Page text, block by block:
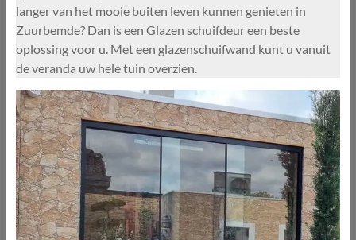
langer van het mooie buiten leven kunnen genieten in
Zuurbemde? Dan is een Glazen schuifdeur een beste
oplossing voor u. Met een glazenschuifwand kunt u vanuit
de veranda uw hele tuin overzien.